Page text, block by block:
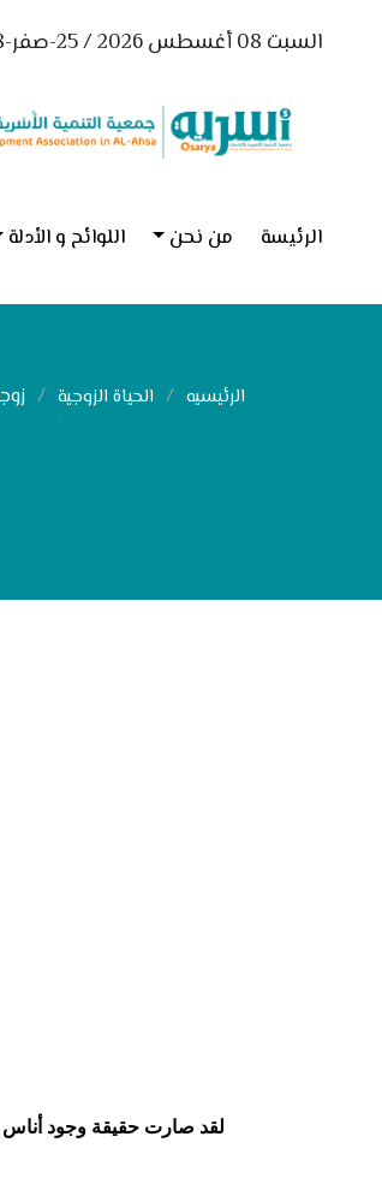
السبت 08 أغسطس 2026 / 25-صفر-1448
الرئيسة من نحن اللوائح و الأدلة
الرئيسيه الحياة الزوجية
لقد صارت حقيقة وجود أناس